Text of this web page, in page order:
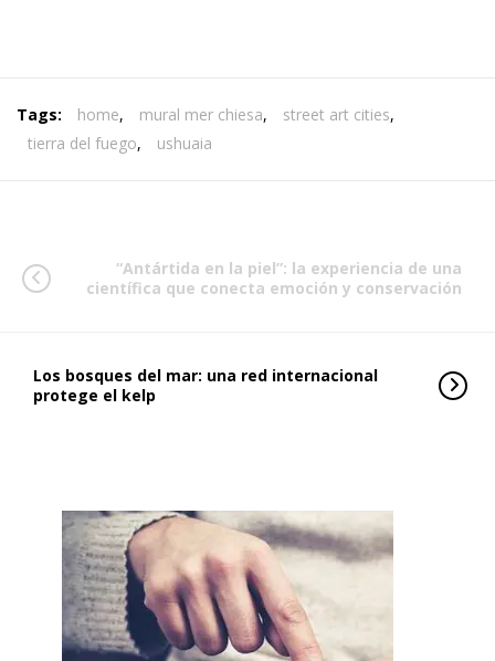
Tags: home, mural mer chiesa, street art cities,
tierra del fuego, ushuaia
“Antártida en la piel”: la experiencia de una
científica que conecta emoción y conservación
Los bosques del mar: una red internacional
protege el kelp